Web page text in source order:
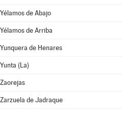
Yélamos de Abajo
Yélamos de Arriba
Yunquera de Henares
Yunta (La)
Zaorejas
Zarzuela de Jadraque